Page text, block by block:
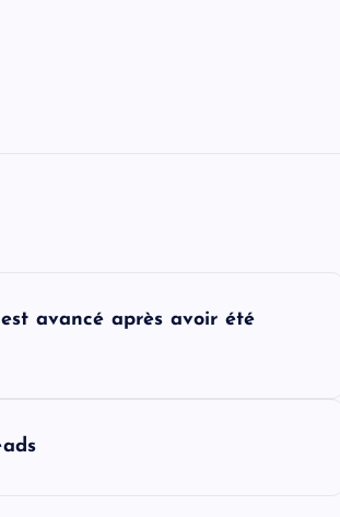
avancé après avoir été